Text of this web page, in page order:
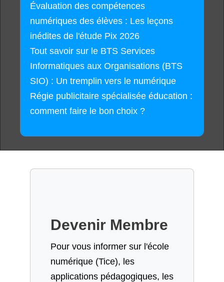
Évaluation des compétences
numériques des élèves : Les leçons
inédites de l'étude Pix 2026
Tout savoir sur le BTS Services
Informatiques aux Organisations (BTS
SIO) : Un tremplin vers le numérique
Régie publicitaire spécialisée éducation :
comment faire le bon choix ?
Devenir Membre
Pour vous informer sur l'école
numérique (Tice), les
applications pédagogiques, les